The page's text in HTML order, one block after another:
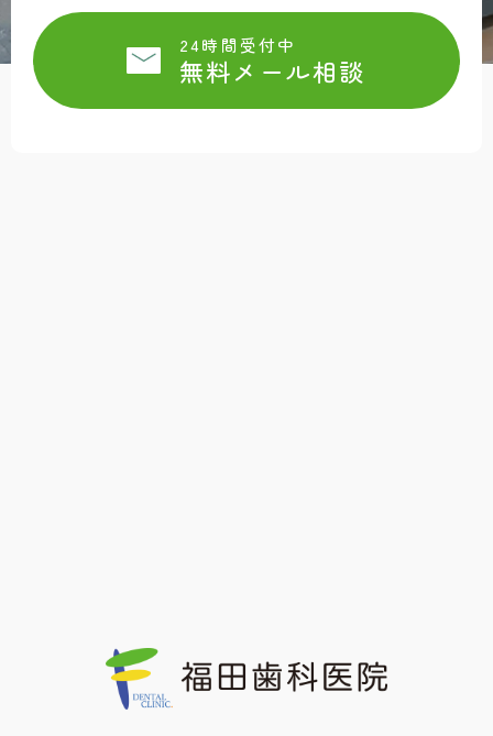
24時間受付中
無料メール相談